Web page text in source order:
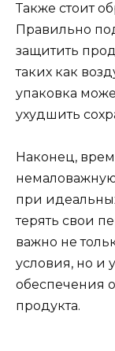
Также стоит
Правильно
защитить
таких как
упаковка
ухудшить
Наконец,
при
терять свои
важно не
условия, но и
обеспечения
продукта.